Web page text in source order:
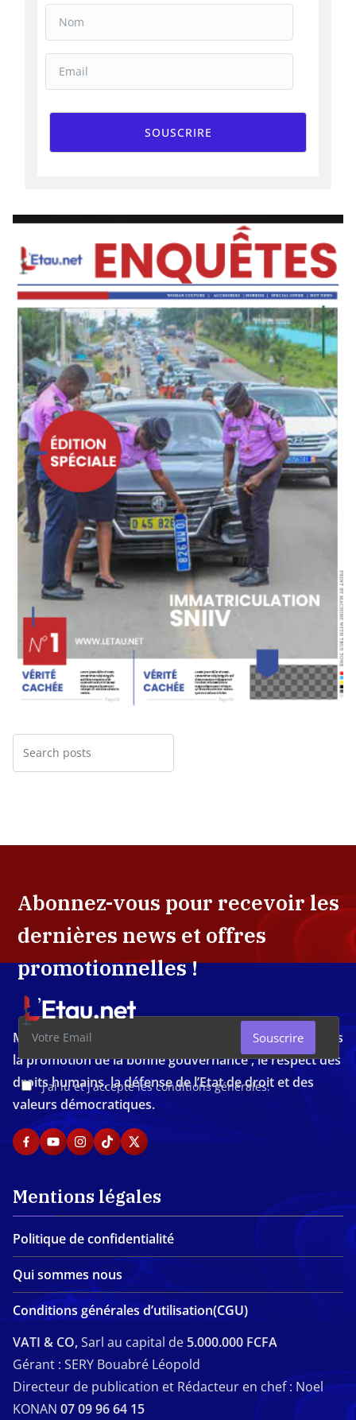
SOUSCRIRE
Abonnez-vous pour recevoir les
dernières news et offres
promotionnelles !
J'ai lu et j'accepte les conditions générales.
Souscrire
Média d'investigation ivoirien résolument engagé dans
la promotion de la bonne gouvernance , le respect des
droits humains, la défense de l’Etat de droit et des
valeurs démocratiques.
Mentions légales
Politique de confidentialité
Qui sommes nous
Conditions générales d’utilisation(CGU)
VATI & CO,Sarl au capital de 5.000.000 FCFA
Gérant : SERY Bouabré Léopold
Directeur de publication et Rédacteur en chef : Noel
KONAN 07 09 96 64 15